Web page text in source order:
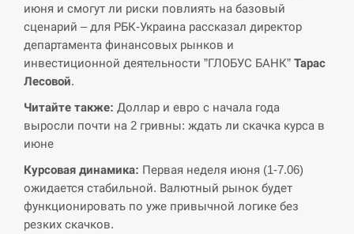
14:23
Поставки ракет для ПВО сократились втрое,
хотя у партнеров они…
СЕРПЕНЬ
У Румунії затоплять чотири баржі для
збільшення потоку води до…
СЕРПЕНЬ
13:53
В Москве пожаловались на “кратный рост” атак
дронов Украины
июня и смогут ли риски повлиять на базовый
сценарий – для РБК-Украина рассказал директор
департамента финансовых рынков и
инвестиционной деятельности ”ГЛОБУС БАНК” Тарас
Лесовой.
Читайте также: Доллар и евро с начала года
выросли почти на 2 гривны: ждать ли скачка курса в
июне
Курсовая динамика: Первая неделя июня (1-7.06)
ожидается стабильной. Валютный рынок будет
функционировать по уже привычной логике без
резких скачков.